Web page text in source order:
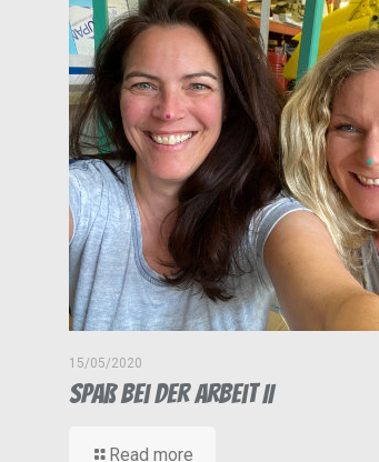
15/05/2020
Spaß bei der Arbeit II
Read more